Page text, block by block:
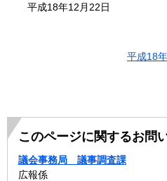
平成18年12月22日
平成18
このページに関するお問
議会事務局 議事調査課
広報係